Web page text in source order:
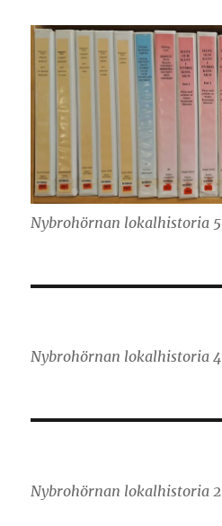
Nybrohörnan lokalhistoria 5
Nybrohörnan lokalhistoria 4
Nybrohörnan lokalhistoria 2